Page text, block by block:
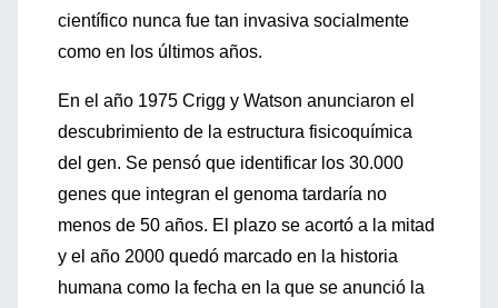
científico nunca fue tan invasiva socialmente
como en los últimos años.
En el año 1975 Crigg y Watson anunciaron el
descubrimiento de la estructura fisicoquímica
del gen. Se pensó que identificar los 30.000
genes que integran el genoma tardaría no
menos de 50 años. El plazo se acortó a la mitad
y el año 2000 quedó marcado en la historia
humana como la fecha en la que se anunció la